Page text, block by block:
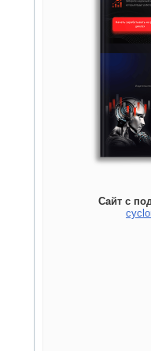
Сайт с